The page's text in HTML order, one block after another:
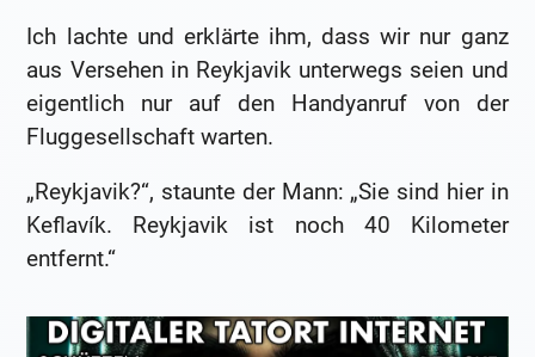
Ich lachte und erklärte ihm, dass wir nur ganz
aus Versehen in Reykjavik unterwegs seien und
eigentlich nur auf den Handyanruf von der
Fluggesellschaft warten.
„Reykjavik?“, staunte der Mann: „Sie sind hier in
Keflavík. Reykjavik ist noch 40 Kilometer
entfernt.“